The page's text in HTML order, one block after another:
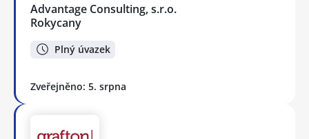
Advantage Consulting, s.r.o.
Rokycany
Plný úvazek
Zveřejněno: 5. srpna